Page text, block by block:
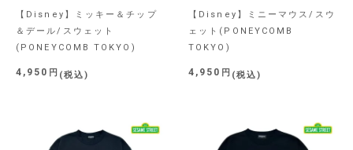
【Disney】ミッキー＆チップ
＆デール/スウェット
(PONEYCOMB TOKYO)
4,950 税込
【Disney】ミニーマウス/スウ
ェット(PONEYCOMB
TOKYO)
4,950 税込